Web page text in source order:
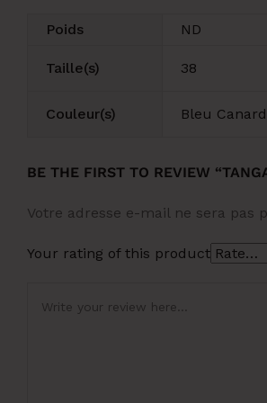
Poids ND
Taille(s) 38
Couleur(s) Bleu Canard
BE THE FIRST TO REVIEW
Votre adresse e-mail ne sera pas
Your rating of this product